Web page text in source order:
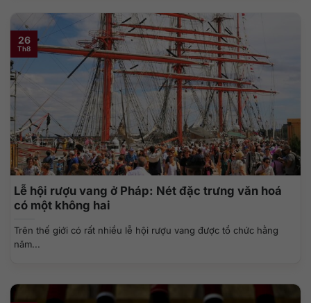
Lễ hội rượu vang ở Pháp: Nét đặc trưng văn hoá
có một không hai
Trên thế giới có rất nhiều lễ hội rượu vang được tổ chức hằng
năm...
26
Th8